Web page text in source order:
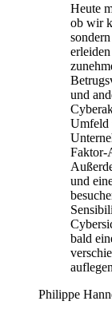
Heute
ob wir
und
Umfeld
Faktor-
und
bald
Philippe